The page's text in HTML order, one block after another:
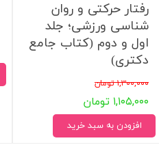
رفتار حرکتی و روان
شناسی ورزشی؛ جلد
اول و دوم (کتاب جامع
دکتری)
۱,۳۰۰,۰۰۰ تومان
۱,۱۰۵,۰۰۰ تومان
افزودن به سبد خرید